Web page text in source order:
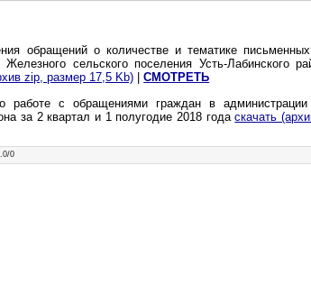
обращений о количестве и тематике
сельского поселения Усть-Лабинского
zip, размер 17,5 Kb)
СМОТРЕТЬ
с обращениями граждан в администрации
за 2 квартал и 1 полугодие 2018 годаскачать
/0